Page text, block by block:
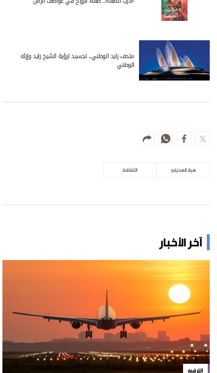
متحف زايد الوطني.. تجسيد لرؤية الشيخ زايد وإرثه
الوطني
هيلا الهذيلي الثقافة
آخر الأخبار
الترفيه